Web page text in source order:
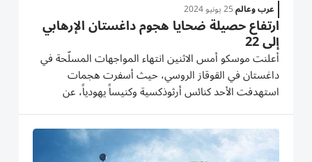
عرب وعالم25 يونيو 2024
ارتفاع حصيلة ضحايا هجوم داغستان الإرهابي
إلى 22
أعلنت موسكو أمس الاثنين انتهاء المواجهات المسلّحة في
داغستان في القوقاز الروسي، حيث أسفرت هجمات
استهدفت الأحد كنائس أرثوذكسية وكنيساً يهودياً، عن
مقتل22 شخصاً بينهم 15 شرطياً. وقالت لجنة مكافحة
الإرهاب الروسية: إنّ عملية «مكافحة الإرهاب» التي نُفّذت
في المنطقة انتهت صباح...